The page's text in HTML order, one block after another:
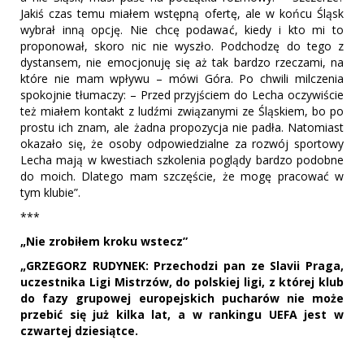
Jakiś czas temu miałem wstępną ofertę, ale w końcu Śląsk
wybrał inną opcję. Nie chcę podawać, kiedy i kto mi to
proponował, skoro nic nie wyszło. Podchodzę do tego z
dystansem, nie emocjonuję się aż tak bardzo rzeczami, na
które nie mam wpływu – mówi Góra. Po chwili milczenia
spokojnie tłumaczy: – Przed przyjściem do Lecha oczywiście
też miałem kontakt z ludźmi związanymi ze Śląskiem, bo po
prostu ich znam, ale żadna propozycja nie padła. Natomiast
okazało się, że osoby odpowiedzialne za rozwój sportowy
Lecha mają w kwestiach szkolenia poglądy bardzo podobne
do moich. Dlatego mam szczęście, że mogę pracować w
tym klubie”.
***
„Nie zrobiłem kroku wstecz”
„GRZEGORZ RUDYNEK: Przechodzi pan ze Slavii Praga,
uczestnika Ligi Mistrzów, do polskiej ligi, z której klub
do fazy grupowej europejskich pucharów nie może
przebić się już kilka lat, a w rankingu UEFA jest w
czwartej dziesiątce.